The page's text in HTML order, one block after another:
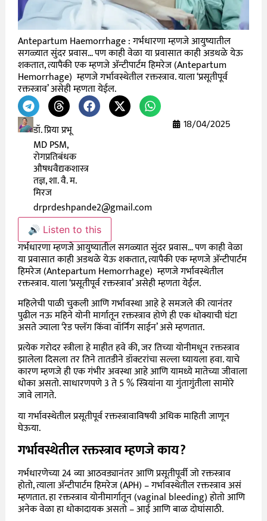
Antepartum Haemorrhage : गर्भधारणा म्हणजे आयुष्यातील
सगळ्यात सुंदर प्रवास… पण काही वेळा या प्रवासात काही अडथळे येऊ
शकतात, त्यापैकी एक म्हणजे अ‍ॅन्टीपार्टम हिमरेज (Antepartum
Hemorrhage) म्हणजे गर्भावस्थेतील रक्तस्त्राव. याला ‘प्रसूतीपूर्व
रक्तस्त्राव’ असेही म्हणता येईल.
डॉ. प्रिया प्रभू
MD PSM,
रोगप्रतिबंधक
औषधवैद्यकशास्त्र
तज्ञ, शा. वै. म.
मिरज
drprdeshpande2@gmail.com
18/04/2025
🔊 Listen to this
गर्भधारणा म्हणजे आयुष्यातील सगळ्यात सुंदर प्रवास… पण काही वेळा
या प्रवासात काही अडथळे येऊ शकतात, त्यापैकी एक म्हणजे अ‍ॅन्टीपार्टम
हिमरेज (Antepartum Hemorrhage) म्हणजे गर्भावस्थेतील
रक्तस्त्राव. याला ‘प्रसूतीपूर्व रक्तस्त्राव’ असेही म्हणता येईल.
महिलेची पाळी चुकली आणि गर्भावस्था आहे हे समजले की त्यानंतर
पुढील नऊ महिने योनी मार्गातून रक्तस्त्राव होणे ही एक धोक्याची घंटा
असते ज्याला ‘रेड फ्लॅग किंवा वॉर्निंग साईन’ असे म्हणतात.
प्रत्येक गरोदर स्त्रीला हे माहीत हवे की, जर तिच्या योनीमधून रक्तस्त्राव
झालेला दिसला तर तिने तातडीने डॉक्टरांचा सल्ला घ्यायला हवा. याचे
कारण म्हणजे ही एक गंभीर अवस्था आहे आणि यामध्ये मातेच्या जीवाला
धोका असतो. साधारणपणे 3 ते 5 % स्त्रियांना या गुंतागुंतीला सामोरे
जावे लागते.
या गर्भावस्थेतील प्रसूतीपूर्व रक्तस्त्रावाविषयी अधिक माहिती जाणून
घेऊया.
गर्भावस्थेतील रक्तस्त्राव म्हणजे काय?
गर्भधारणेच्या 24 व्या आठवड्यानंतर आणि प्रसूतीपूर्वी जो रक्तस्त्राव
होतो, त्याला अ‍ॅन्टीपार्टम हिमरेज (APH) – गर्भावस्थेतील रक्तस्त्राव असं
म्हणतात. हा रक्तस्त्राव योनीमार्गातून (vaginal bleeding) होतो आणि
अनेक वेळा हा धोकादायक असतो – आई आणि बाळ दोघांसाठी.